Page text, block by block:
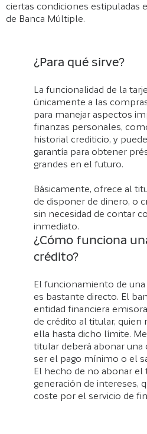
ciertas condiciones estipuladas
de Banca Múltiple.
¿Para qué sirve?
La funcionalidad de la
únicamente a las
para manejar aspectos
finanzas personales,
historial crediticio, y
garantía para obtener
grandes en el futuro.
Básicamente, ofrece al
de disponer de dinero, o
sin necesidad de contar
inmediato.
¿Cómo funciona
crédito?
El funcionamiento de
es bastante directo. El
entidad financiera
de crédito al titular, quien
ella hasta dicho límite.
titular deberá abonar una
ser el pago mínimo o el
El hecho de no abonar
generación de intereses,
coste por el servicio de